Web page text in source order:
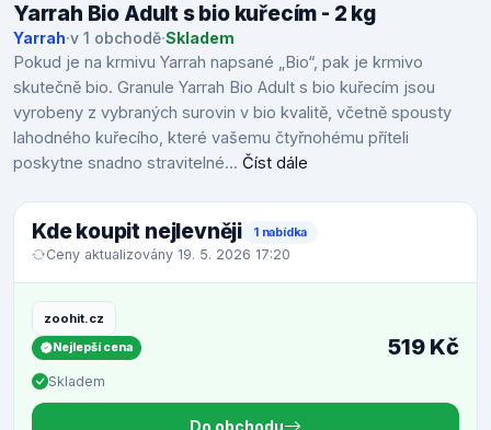
Yarrah Bio Adult s bio kuřecím - 2 kg
Yarrah·v 1 obchodě·Skladem
Pokud je na krmivu Yarrah napsané „Bio“, pak je krmivo
skutečně bio. Granule Yarrah Bio Adult s bio kuřecím jsou
vyrobeny z vybraných surovin v bio kvalitě, včetně spousty
lahodného kuřecího, které vašemu čtyřnohému příteli
poskytne snadno stravitelné... Číst dále
Kde koupit nejlevněji 1 nabídka
Ceny aktualizovány 19. 5. 2026 17:20
zoohit.cz
Nejlepší cena
Skladem
519 Kč